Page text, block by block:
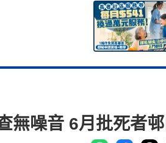
無噪音 6月批死者